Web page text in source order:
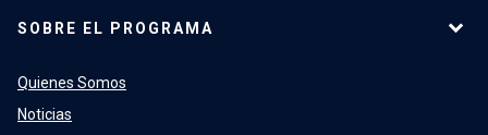
SOBRE EL PROGRAMA
Quienes Somos
Noticias